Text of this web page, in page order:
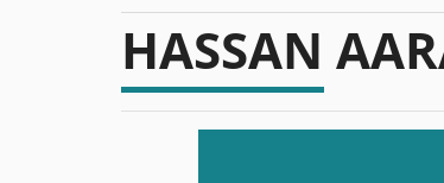
“Besnijdenisdebat toont hoe
CITYTRIP | ROEMENIË –
“Vandaag zit elke Jood in
goKosher lanceert nieuwe
HASSAN